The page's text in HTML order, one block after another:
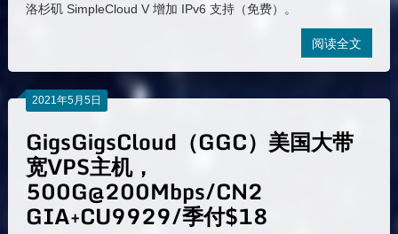
洛杉矶 SimpleCloud V 增加 IPv6 支持（免费）。
阅读全文
2021年5月5日
GigsGigsCloud（GGC）美国大带
宽VPS主机，
500G@200Mbps/CN2
GIA+CU9929/季付$18